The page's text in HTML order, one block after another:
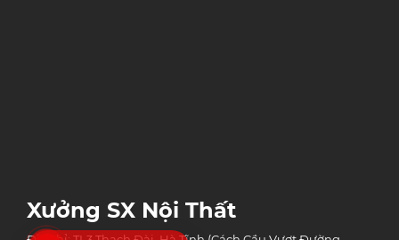
Xưởng SX Nội Thất